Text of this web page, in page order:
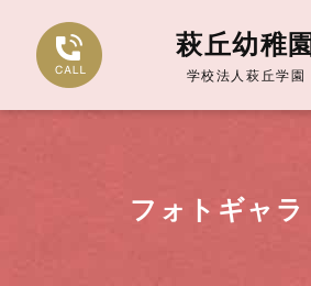
萩丘幼稚
学校法人萩丘学園
フォトギャラ